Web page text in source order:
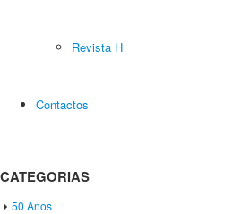
Revista H
Contactos
CATEGORIAS
50 Anos